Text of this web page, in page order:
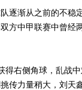
渐从之前的不稳
方中甲联赛中曾经
右侧角球，乱战中
传力量稍大，刘天